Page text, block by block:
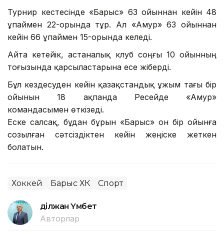
Турнир кестесінде «Барыс» 63 ойыннан кейін 48
ұпаймен 22-орында тұр. Ал «Амур» 63 ойыннан
кейін 66 ұпаймен 15-орында келеді.
Айта кетейік, астаналық клуб соңғы 10 ойынның
тоғызында қарсыластарына есе жіберді.
Бұл кездесуден кейін қазақстандық ұжым тағы бір
ойынын 18 ақпанда Ресейде «Амур»
командасымен өткізеді.
Еске салсақ, бұдан бұрын «Барыс» он бір ойынға
созылған сәтсіздіктен кейін жеңіске жеткен
болатын.
Хоккей Барыс ХК Спорт
Әділжан Үмбет
Авторлар